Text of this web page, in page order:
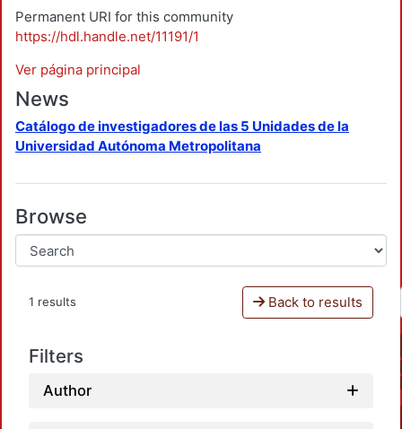
Permanent URI for this community
https://hdl.handle.net/11191/1
Ver página principal
News
Catálogo de investigadores de las 5 Unidades de la
Universidad Autónoma Metropolitana
Browse
1 results Back to results
Filters
Author